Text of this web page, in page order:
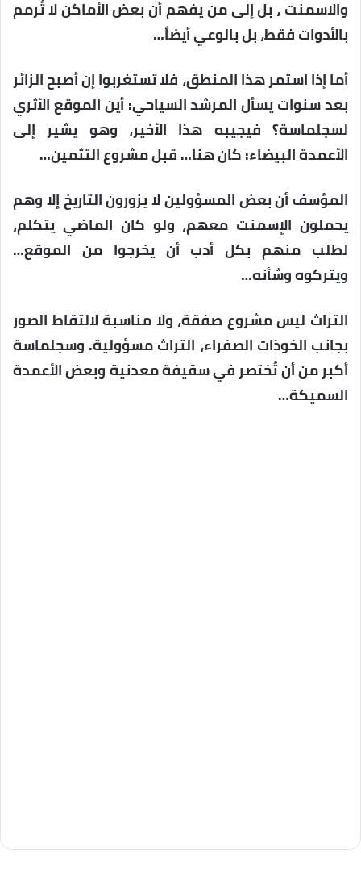
والاسمنت ، بل إلى من يفهم أن بعض الأماكن لا تُرمم
بالأدوات فقط، بل بالوعي أيضاً…
أما إذا استمر هذا المنطق، فلا تستغربوا إن أصبح الزائر
بعد سنوات يسأل المرشد السياحي: أين الموقع الأثري
لسجلماسة؟ فيجيبه هذا الأخير، وهو يشير إلى
الأعمدة البيضاء: كان هنا… قبل مشروع التثمين…
المؤسف أن بعض المسؤولين لا يزورون التاريخ إلا وهم
يحملون الإسمنت معهم، ولو كان الماضي يتكلم،
لطلب منهم بكل أدب أن يخرجوا من الموقع…
ويتركوه وشأنه…
التراث ليس مشروع صفقة، ولا مناسبة لالتقاط الصور
بجانب الخوذات الصفراء، التراث مسؤولية. وسجلماسة
أكبر من أن تُختصر في سقيفة معدنية وبعض الأعمدة
السميكة…